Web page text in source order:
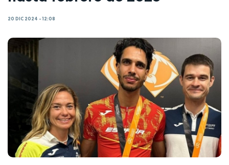
20 DIC 2024 - 12:08